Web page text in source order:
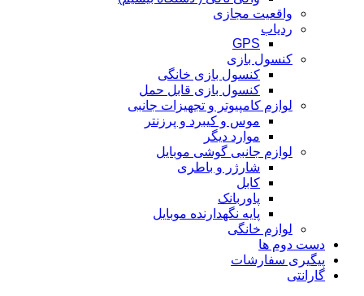
واقعیت مجازی
ردیاب
GPS
کنسول بازی
کنسول بازی خانگی
کنسول بازی قابل حمل
لوازم کامپیوتر و تجهیزات جانبی
موس و کیبرد و پرزنتر
موارد دیگر
لوازم جانبی گوشی موبایل
شارژر و باطری
کابل
پاوربانک
پایه نگهدارنده موبایل
لوازم خانگی
دست دوم ها
پیگیری سفارشات
گارانتی